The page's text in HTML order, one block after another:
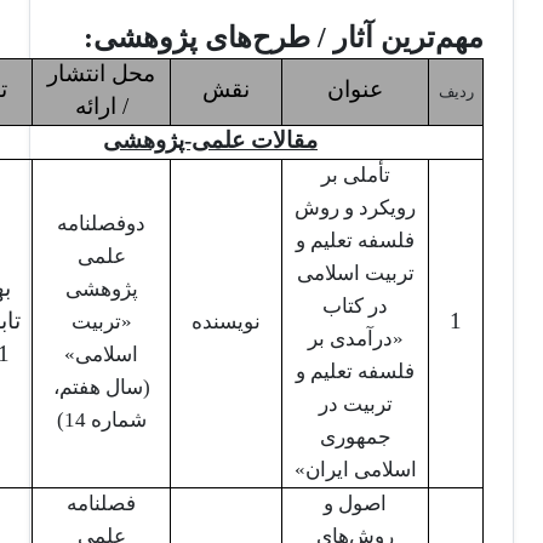
مهم‌ترین آثار / طرح‌های پژوهشی:
ردیف عنوان نقش
محل انتشار
/ ارائه
مقالات علمی-پژوهشی
1
تأملی بر
رویکرد و روش
فلسفه تعلیم و
تربیت اسلامی
در کتاب
«درآمدی بر
فلسفه تعلیم و
تربیت در
جمهوری
اسلامی ایران»
نویسنده
دوفصلنامه
علمی
پژوهشی
«تربیت
اسلامی»
(سال هفتم،
شماره 14)
اصول و
روش‌های
فصلنامه
علمی